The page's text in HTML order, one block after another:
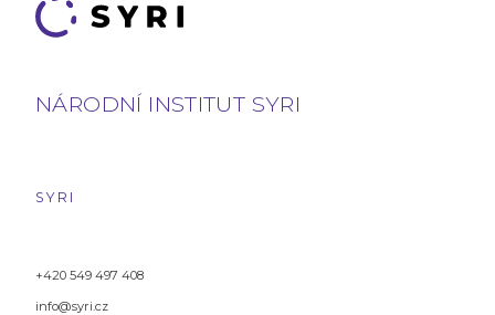
NÁRODNÍ INSTITUT SYRI
SYRI
+420 549 497 408
info@syri.cz